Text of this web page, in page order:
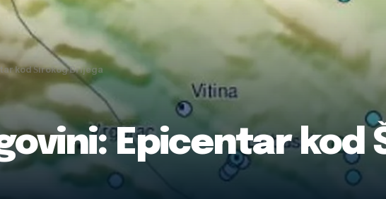
kod Širokog Brijega
Epicentar kod